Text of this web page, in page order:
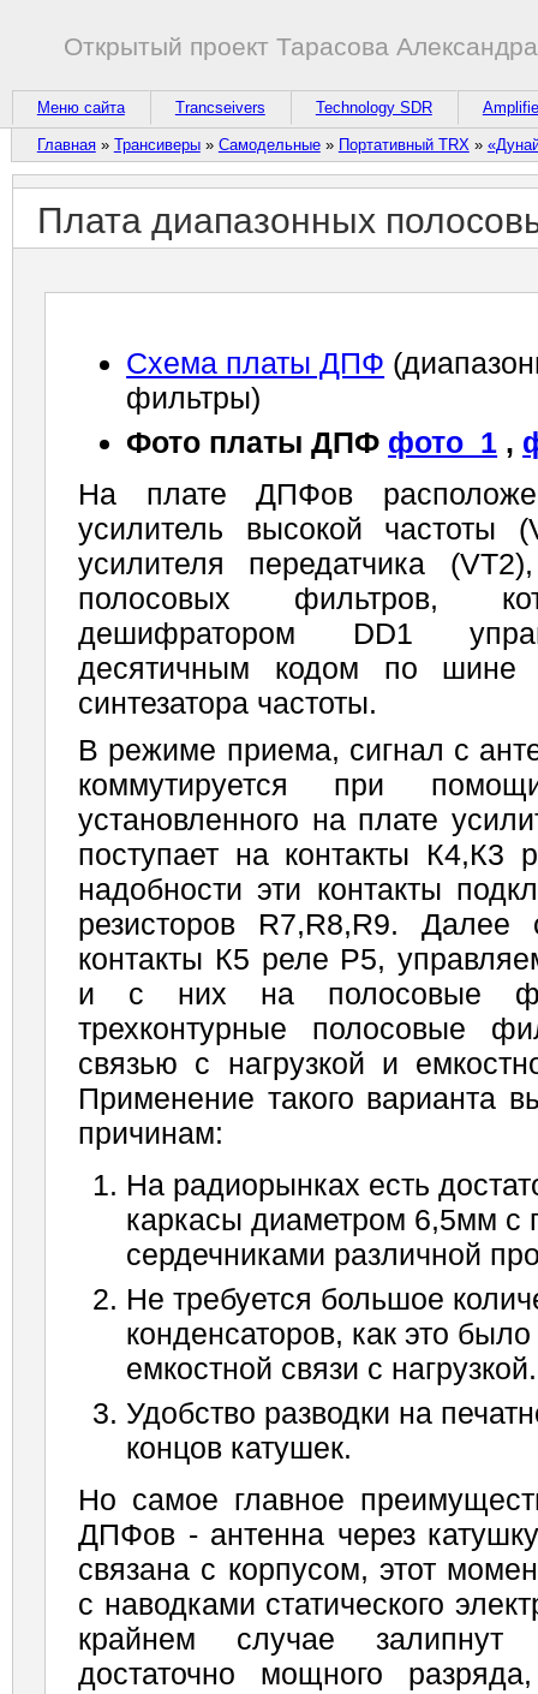
Открытый проект Тарасова
Меню сайта Trancseivers Technology SDR
Главная» Трансиверы» Самодельные» Портативный TRX»
Плата диапазонных
Схема платы ДПФ
фильтры)
Фото платы ДПФ фото_1 ,
На плате ДПФов
усилитель высокой частоты
усилителя передатчика
полосовых фильтров,
дешифратором DD1
десятичным кодом по шине
синтезатора частоты.
В режиме приема, сигнал с
коммутируется при
установленного на плате
поступает на контакты
надобности эти контакты
резисторов R7,R8,R9. Далее
контакты К5 реле Р5,
и с них на полосовые
трехконтурные полосовые
связью с нагрузкой и
Применение такого варианта
причинам:
На радиорынках есть
каркасы диаметром 6,5мм с
сердечниками различной
Не требуется большое
конденсаторов, как это
емкостной связи с нагрузкой.
Удобство разводки на
концов катушек.
Но самое главное
ДПФов - антенна через
связана с корпусом, этот
с наводками статического
крайнем случае
достаточно мощного